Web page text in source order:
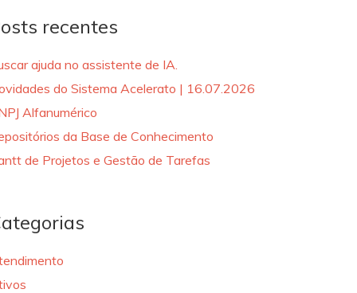
recentes
ajuda no assistente de IA.
do Sistema Acelerato | 16.07.2026
Alfanumérico
da Base de Conhecimento
de Projetos e Gestão de Tarefas